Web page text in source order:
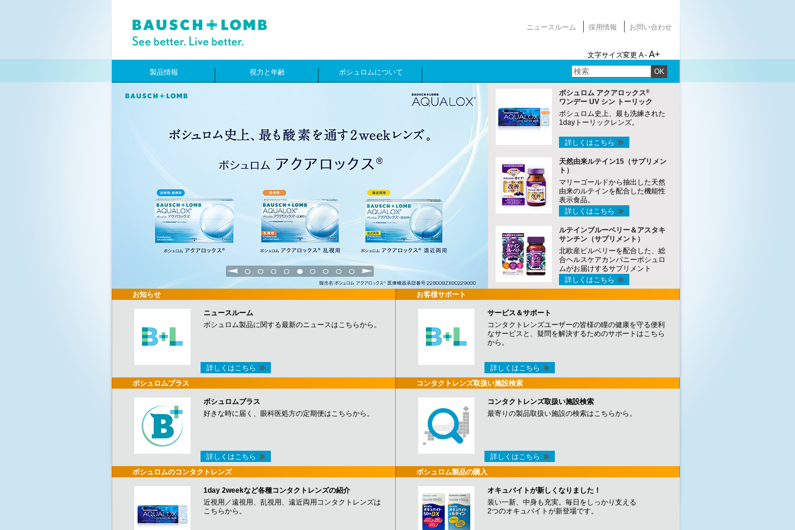
ニュースルーム 採用情報 お問い合わせ
文字サイズ変更 A - A+
OK
製品情報 視力と年齢 ボシュロムについて
1 2 3 4 5 6 7 8 9
ボシュロム アクアロックス®
ワンデー UV シン トーリック
ボシュロム史上、最も洗練された
1dayトーリックレンズ。
詳しくはこちら
天然由来ルテイン15（サプリメン
ト）
マリーゴールドから抽出した天然
由来のルテインを配合した機能性
表示食品。
詳しくはこちら
ルテインブルーベリー＆アスタキ
サンチン（サプリメント）
北欧産ビルベリーを配合した、総
合ヘルスケアカンパニーボシュロ
ムがお届けするサプリメント
詳しくはこちら
お知らせ
ニュースルーム
ボシュロム製品に関する最新のニュースはこちらから。
詳しくはこちら
ボシュロムプラス
ボシュロムプラス
好きな時に届く、眼科医処方の定期便はこちらから。
詳しくはこちら
ボシュロムのコンタクトレンズ
1day 2weekなど各種コンタクトレンズの紹介
近視用／遠視用、乱視用、遠近両用コンタクトレンズは
こちらから。
お客様サポート
サービス＆サポート
コンタクトレンズユーザーの皆様の瞳の健康を守る便利
なサービスと、疑問を解決するためのサポートはこちら
から。
詳しくはこちら
コンタクトレンズ取扱い施設検索
コンタクトレンズ取扱い施設検索
最寄りの製品取扱い施設の検索はこちらから。
詳しくはこちら
ボシュロム製品の購入
オキュバイトが新しくなりました！
装い一新、中身も充実。毎日をしっかり支える
2つのオキュバイトが新登場です。